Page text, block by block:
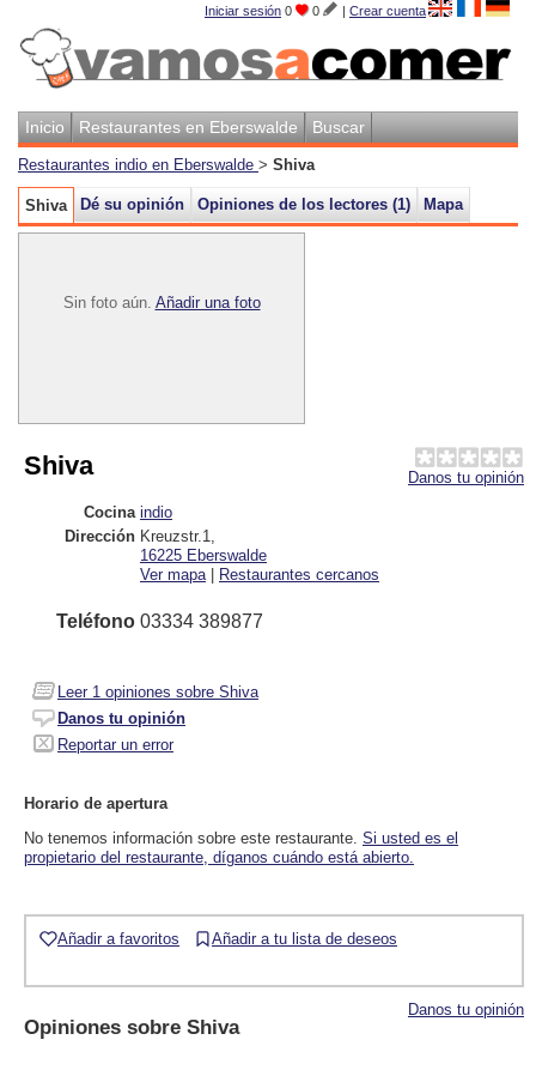
Iniciar sesión 0 0 | Crear cuenta
Inicio Restaurantes en Eberswalde Buscar
Restaurantes indio en Eberswalde > Shiva
Shiva Dé su opinión Opiniones de los lectores (1) Mapa
Sin foto aún. Añadir una foto
Danos tu opinión
Shiva
Cocina indio
Dirección Kreuzstr.1
16225 Eberswalde
Ver mapa | Restaurantes cercanos
Teléfono 03334 389877
Leer 1 opiniones sobre Shiva
Danos tu opinión
Reportar un error
Horario de apertura
No tenemos información sobre este restaurante. Si usted es el
propietario del restaurante, díganos cuándo está abierto.
Añadir a favoritos Añadir a tu lista de deseos
Danos tu opinión
Opiniones sobre Shiva